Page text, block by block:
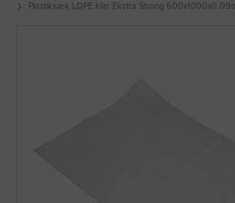
Plastiksæk LDPE klar Ekstra Strong